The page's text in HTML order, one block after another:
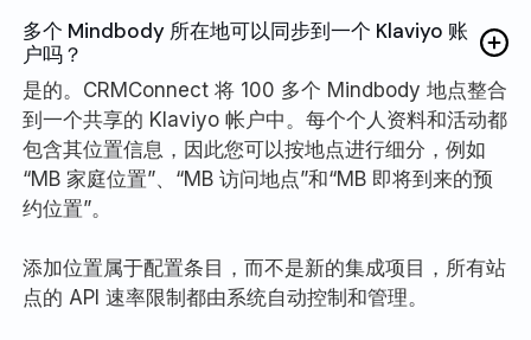
多个 Mindbody 所在地可以同步到一个 Klaviyo 账
户吗？
是的。CRMConnect 将 100 多个 Mindbody 地点整合
到一个共享的 Klaviyo 帐户中。每个个人资料和活动都
包含其位置信息，因此您可以按地点进行细分，例如
“MB 家庭位置”、“MB 访问地点”和“MB 即将到来的预
约位置”。
添加位置属于配置条目，而不是新的集成项目，所有站
点的 API 速率限制都由系统自动控制和管理。